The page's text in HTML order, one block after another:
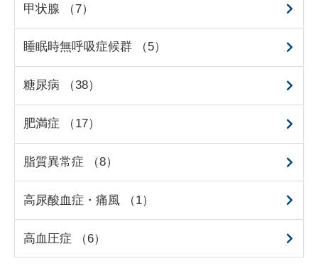
甲状腺 （7）
睡眠時無呼吸症候群 （5）
糖尿病 （38）
肥満症 （17）
脂質異常症 （8）
高尿酸血症・痛風 （1）
高血圧症 （6）